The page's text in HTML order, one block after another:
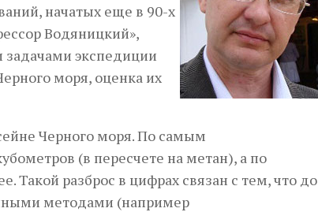
начатых еще в 90-х
Водяницкий»,
экспедиции
моря, оценка их
Черного моря. По самым
(в пересчете на метан), а по
Такой разброс в цифрах связан с тем, что до
методами (например